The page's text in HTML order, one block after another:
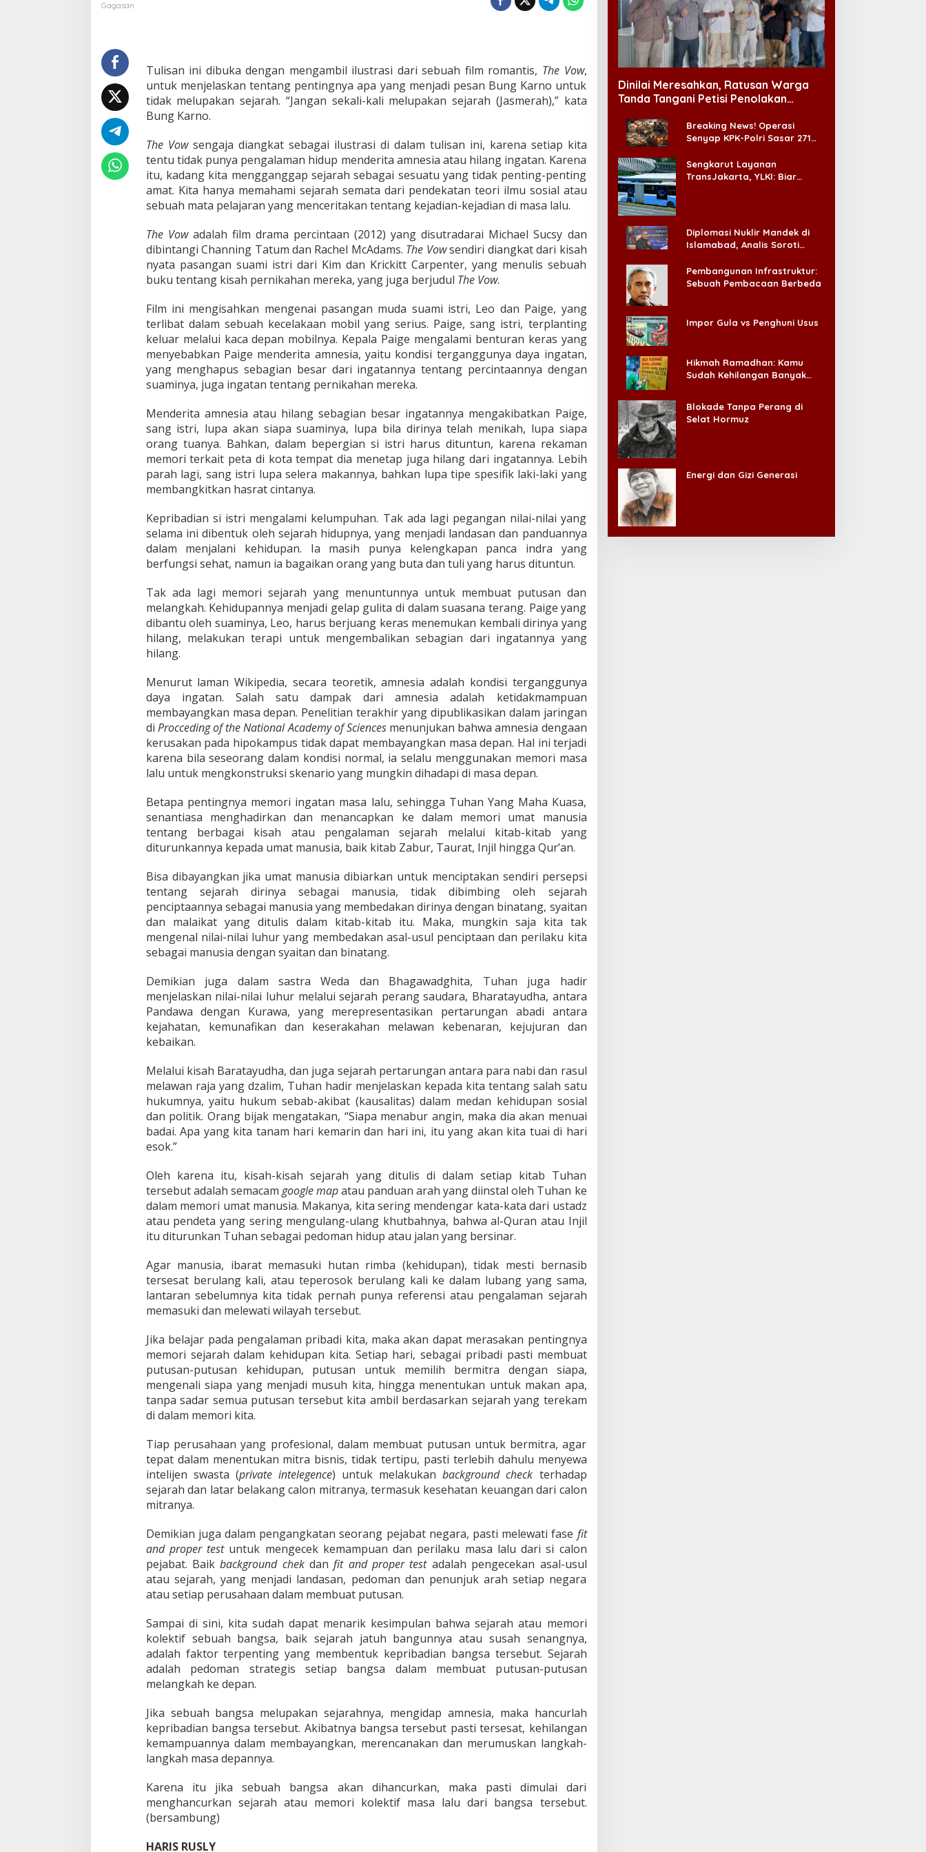
i
H
a
d
a
i
S
p
e
t
m
A
n
c
a
n
B
e
t
u
B
u
Gagasan
Tulisan ini dibuka dengan mengambil ilustrasi dari sebuah film romantis, The Vow,
untuk menjelaskan tentang pentingnya apa yang menjadi pesan Bung Karno untuk
tidak melupakan sejarah. “Jangan sekali-kali melupakan sejarah (Jasmerah),” kata
Bung Karno.
The Vowsengaja diangkat sebagai ilustrasi di dalam tulisan ini, karena setiap kita
tentu tidak punya pengalaman hidup menderita amnesia atau hilang ingatan. Karena
itu, kadang kita mengganggap sejarah sebagai sesuatu yang tidak penting-penting
amat. Kita hanya memahami sejarah semata dari pendekatan teori ilmu sosial atau
sebuah mata pelajaran yang menceritakan tentang kejadian-kejadian di masa lalu.
The Vowadalah film drama percintaan (2012) yang disutradarai Michael Sucsy dan
dibintangi Channing Tatum dan Rachel McAdams. The Vowsendiri diangkat dari kisah
nyata pasangan suami istri dari Kim dan Krickitt Carpenter, yang menulis sebuah
buku tentang kisah pernikahan mereka, yang juga berjudul The Vow.
Film ini mengisahkan mengenai pasangan muda suami istri, Leo dan Paige, yang
terlibat dalam sebuah kecelakaan mobil yang serius. Paige, sang istri, terplanting
keluar melalui kaca depan mobilnya. Kepala Paige mengalami benturan keras yang
menyebabkan Paige menderita amnesia, yaitu kondisi terganggunya daya ingatan,
yang menghapus sebagian besar dari ingatannya tentang percintaannya dengan
suaminya, juga ingatan tentang pernikahan mereka.
Menderita amnesia atau hilang sebagian besar ingatannya mengakibatkan Paige,
sang istri, lupa akan siapa suaminya, lupa bila dirinya telah menikah, lupa siapa
orang tuanya. Bahkan, dalam bepergian si istri harus dituntun, karena rekaman
memori terkait peta di kota tempat dia menetap juga hilang dari ingatannya. Lebih
parah lagi, sang istri lupa selera makannya, bahkan lupa tipe spesifik laki-laki yang
membangkitkan hasrat cintanya.
Kepribadian si istri mengalami kelumpuhan. Tak ada lagi pegangan nilai-nilai yang
selama ini dibentuk oleh sejarah hidupnya, yang menjadi landasan dan panduannya
dalam menjalani kehidupan. Ia masih punya kelengkapan panca indra yang
berfungsi sehat, namun ia bagaikan orang yang buta dan tuli yang harus dituntun.
Tak ada lagi memori sejarah yang menuntunnya untuk membuat putusan dan
melangkah. Kehidupannya menjadi gelap gulita di dalam suasana terang. Paige yang
dibantu oleh suaminya, Leo, harus berjuang keras menemukan kembali dirinya yang
hilang, melakukan terapi untuk mengembalikan sebagian dari ingatannya yang
hilang.
Menurut laman Wikipedia, secara teoretik, amnesia adalah kondisi terganggunya
daya ingatan. Salah satu dampak dari amnesia adalah ketidakmampuan
membayangkan masa depan. Penelitian terakhir yang dipublikasikan dalam jaringan
di Procceding of the National Academy of Sciencesmenunjukan bahwa amnesia dengaan
kerusakan pada hipokampus tidak dapat membayangkan masa depan. Hal ini terjadi
karena bila seseorang dalam kondisi normal, ia selalu menggunakan memori masa
lalu untuk mengkonstruksi skenario yang mungkin dihadapi di masa depan.
Betapa pentingnya memori ingatan masa lalu, sehingga Tuhan Yang Maha Kuasa,
senantiasa menghadirkan dan menancapkan ke dalam memori umat manusia
tentang berbagai kisah atau pengalaman sejarah melalui kitab-kitab yang
diturunkannya kepada umat manusia, baik kitab Zabur, Taurat, Injil hingga Qur’an.
Bisa dibayangkan jika umat manusia dibiarkan untuk menciptakan sendiri persepsi
tentang sejarah dirinya sebagai manusia, tidak dibimbing oleh sejarah
penciptaannya sebagai manusia yang membedakan dirinya dengan binatang, syaitan
dan malaikat yang ditulis dalam kitab-kitab itu. Maka, mungkin saja kita tak
mengenal nilai-nilai luhur yang membedakan asal-usul penciptaan dan perilaku kita
sebagai manusia dengan syaitan dan binatang.
Demikian juga dalam sastra Weda dan Bhagawadghita, Tuhan juga hadir
menjelaskan nilai-nilai luhur melalui sejarah perang saudara, Bharatayudha, antara
Pandawa dengan Kurawa, yang merepresentasikan pertarungan abadi antara
kejahatan, kemunafikan dan keserakahan melawan kebenaran, kejujuran dan
kebaikan.
Melalui kisah Baratayudha, dan juga sejarah pertarungan antara para nabi dan rasul
melawan raja yang dzalim, Tuhan hadir menjelaskan kepada kita tentang salah satu
hukumnya, yaitu hukum sebab-akibat (kausalitas) dalam medan kehidupan sosial
dan politik. Orang bijak mengatakan, “Siapa menabur angin, maka dia akan menuai
badai. Apa yang kita tanam hari kemarin dan hari ini, itu yang akan kita tuai di hari
esok.”
Oleh karena itu, kisah-kisah sejarah yang ditulis di dalam setiap kitab Tuhan
tersebut adalah semacam google mapatau panduan arah yang diinstal oleh Tuhan ke
dalam memori umat manusia. Makanya, kita sering mendengar kata-kata dari ustadz
atau pendeta yang sering mengulang-ulang khutbahnya, bahwa al-Quran atau Injil
itu diturunkan Tuhan sebagai pedoman hidup atau jalan yang bersinar.
Agar manusia, ibarat memasuki hutan rimba (kehidupan), tidak mesti bernasib
tersesat berulang kali, atau teperosok berulang kali ke dalam lubang yang sama,
lantaran sebelumnya kita tidak pernah punya referensi atau pengalaman sejarah
memasuki dan melewati wilayah tersebut.
Jika belajar pada pengalaman pribadi kita, maka akan dapat merasakan pentingnya
memori sejarah dalam kehidupan kita. Setiap hari, sebagai pribadi pasti membuat
putusan-putusan kehidupan, putusan untuk memilih bermitra dengan siapa,
mengenali siapa yang menjadi musuh kita, hingga menentukan untuk makan apa,
tanpa sadar semua putusan tersebut kita ambil berdasarkan sejarah yang terekam
di dalam memori kita.
Tiap perusahaan yang profesional, dalam membuat putusan untuk bermitra, agar
tepat dalam menentukan mitra bisnis, tidak tertipu, pasti terlebih dahulu menyewa
intelijen swasta (private intelegence) untuk melakukanbackground check terhadap
sejarah dan latar belakang calon mitranya, termasuk kesehatan keuangan dari calon
mitranya.
Demikian juga dalam pengangkatan seorang pejabat negara, pasti melewati fase fit
and proper testuntuk mengecek kemampuan dan perilaku masa lalu dari si calon
pejabat. Baikbackground chekdanfit and proper testadalah pengecekan asal-usul
atau sejarah, yang menjadi landasan, pedoman dan penunjuk arah setiap negara
atau setiap perusahaan dalam membuat putusan.
Sampai di sini, kita sudah dapat menarik kesimpulan bahwa sejarah atau memori
kolektif sebuah bangsa, baik sejarah jatuh bangunnya atau susah senangnya,
adalah faktor terpenting yang membentuk kepribadian bangsa tersebut. Sejarah
adalah pedoman strategis setiap bangsa dalam membuat putusan-putusan
melangkah ke depan.
Jika sebuah bangsa melupakan sejarahnya, mengidap amnesia, maka hancurlah
kepribadian bangsa tersebut. Akibatnya bangsa tersebut pasti tersesat, kehilangan
kemampuannya dalam membayangkan, merencanakan dan merumuskan langkah-
langkah masa depannya.
Karena itu jika sebuah bangsa akan dihancurkan, maka pasti dimulai dari
menghancurkan sejarah atau memori kolektif masa lalu dari bangsa tersebut.
(bersambung)
HARIS RUSLY
Dinilai Meresahkan, Ratusan Warga
Tanda Tangani Petisi Penolakan
Breaking News! Operasi
Senyap KPK-Polri Sasar 271
Ada ‘Badai Pemeriksaan’
Sengkarut Layanan
TransJakarta, YLKI: Biar
Diplomasi Nuklir Mandek di
Islamabad, Analis Soroti
Pembangunan Infrastruktur:
Sebuah Pembacaan Berbeda
Impor Gula vs Penghuni Usus
Hikmah Ramadhan: Kamu
Sudah Kehilangan Banyak
Blokade Tanpa Perang di
Selat Hormuz
Energi dan Gizi Generasi